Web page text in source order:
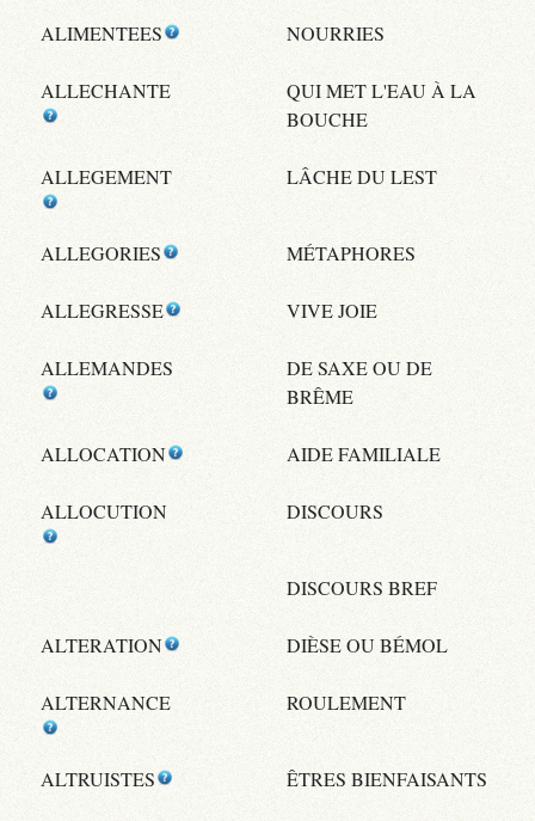
ALIMENTEES NOURRIES
ALLECHANTE
QUI MET L'EAU À LA
BOUCHE
ALLEGEMENT LÂCHE DU LEST
ALLEGORIES MÉTAPHORES
ALLEGRESSE VIVE JOIE
ALLEMANDES
DE SAXE OU DE
BRÊME
ALLOCATION AIDE FAMILIALE
ALLOCUTION DISCOURS
DISCOURS BREF
ALTERATION DIÈSE OU BÉMOL
ALTERNANCE ROULEMENT
ALTRUISTES ÊTRES BIENFAISANTS